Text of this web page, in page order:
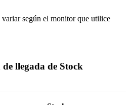
según el monitor que utilice
llegada de Stock